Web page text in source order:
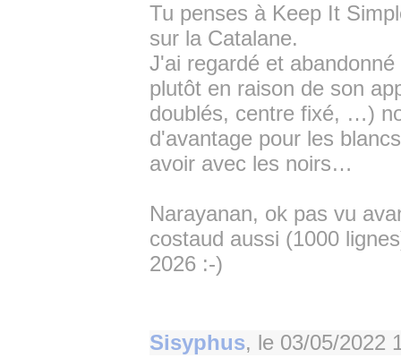
Tu penses à Keep It
sur la Catalane.
J'ai regardé et
plutôt en raison de son
doublés, centre fixé, …)
d'avantage pour les
avoir avec les noirs…
Narayanan, ok pas vu
costaud aussi (1000
2026 :-)
Sisyphus, le 03/05/2022